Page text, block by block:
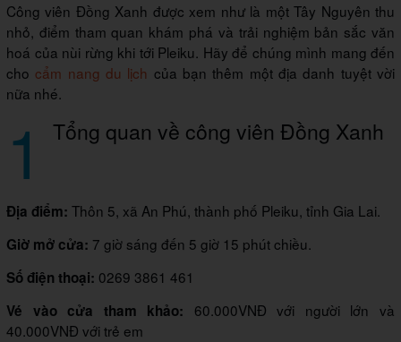
Công viên Đồng Xanh được xem như là một Tây Nguyên thu
nhỏ, điểm tham quan khám phá và trải nghiệm bản sắc văn
hoá của nùi rừng khi tới Pleiku. Hãy để chúng mình mang đến
cho cẩm nang du lịch của bạn thêm một địa danh tuyệt vời
nữa nhé.
1 Tổng quan về công viên Đồng Xanh
Địa điểm: Thôn 5, xã An Phú, thành phố Pleiku, tỉnh Gia Lai.
Giờ mở cửa: 7 giờ sáng đến 5 giờ 15 phút chiều.
Số điện thoại: 0269 3861 461
Vé vào cửa tham khảo: 60.000VNĐ với người lớn và
40.000VNĐ với trẻ em